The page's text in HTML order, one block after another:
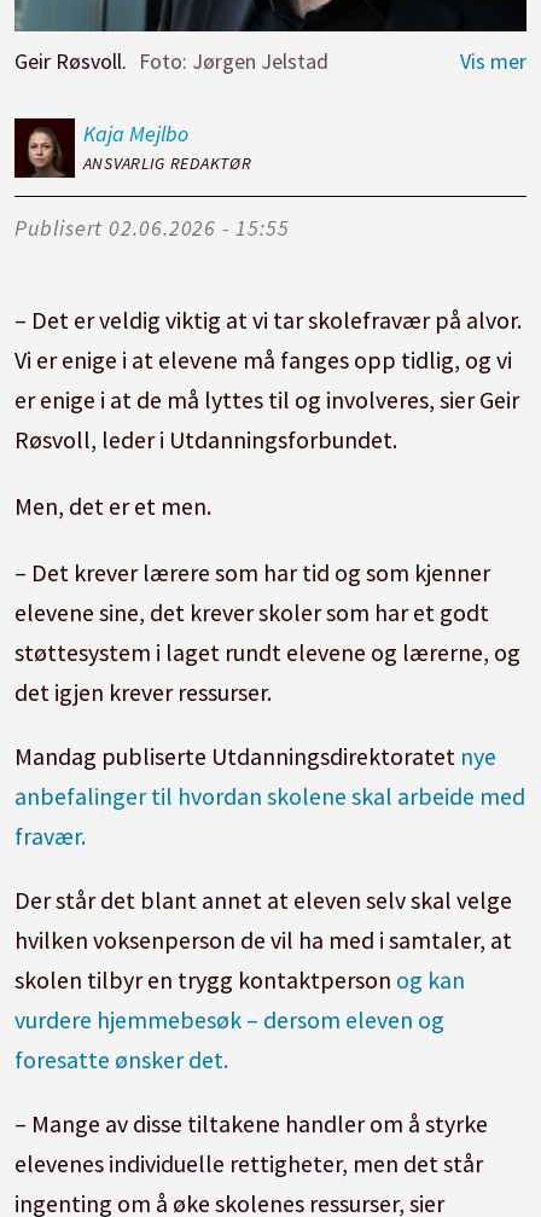
Geir Røsvoll. Foto: Jørgen Jelstad
Kaja Mejlbo
ANSVARLIG REDAKTØR
Publisert 02.06.2026 - 15:55
– Det er veldig viktig at vi tar skolefravær på alvor.
Vi er enige i at elevene må fanges opp tidlig, og vi
er enige i at de må lyttes til og involveres, sier Geir
Røsvoll, leder i Utdanningsforbundet.
Men, det er et men.
– Det krever lærere som har tid og som kjenner
elevene sine, det krever skoler som har et godt
støttesystem i laget rundt elevene og lærerne, og
det igjen krever ressurser.
Mandag publiserte Utdanningsdirektoratet nye
anbefalinger til hvordan skolene skal arbeide med
fravær.
Der står det blant annet at eleven selv skal velge
hvilken voksenperson de vil ha med i samtaler, at
skolen tilbyr en trygg kontaktperson og kan
vurdere hjemmebesøk – dersom eleven og
foresatte ønsker det.
– Mange av disse tiltakene handler om å styrke
elevenes individuelle rettigheter, men det står
ingenting om å øke skolenes ressurser, sier